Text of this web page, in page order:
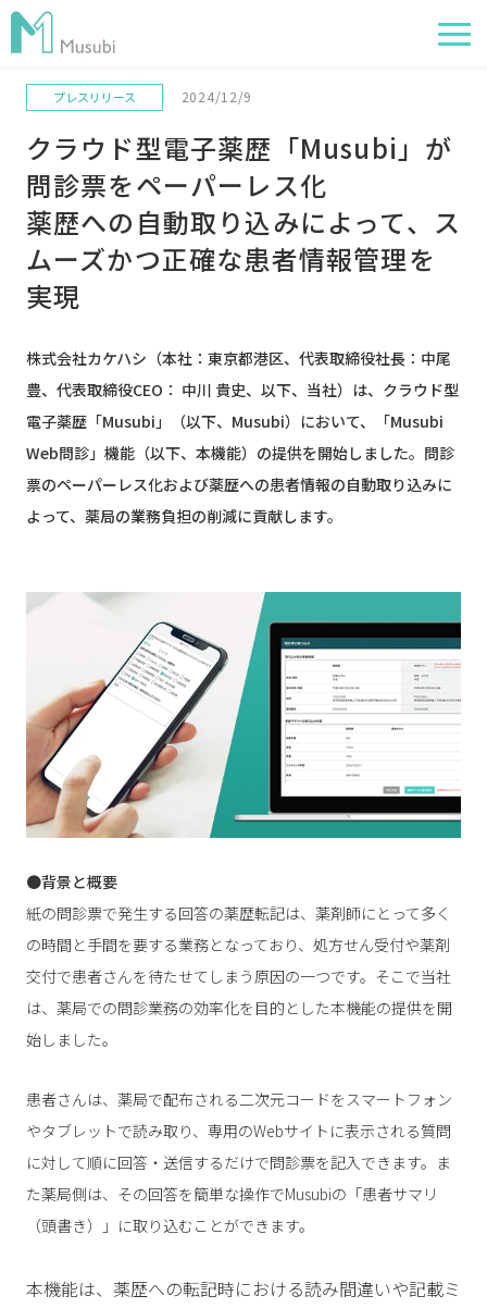
電子薬歴
服薬フォロー
経営管理
AI在庫管理
事例
イベント
プレスリリース 2024/12/9
クラウド型電子薬歴「Musubi」が
問診票をペーパーレス化
薬歴への自動取り込みによって、ス
ムーズかつ正確な患者情報管理を
実現
株式会社カケハシ（本社：東京都港区、代表取締役社長：中尾
豊、代表取締役CEO： 中川 貴史、以下、当社）は、クラウド型
電子薬歴「Musubi」（以下、Musubi）において、「Musubi
Web問診」機能（以下、本機能）の提供を開始しました。問診
票のペーパーレス化および薬歴への患者情報の自動取り込みに
よって、薬局の業務負担の削減に貢献します。
●背景と概要
紙の問診票で発生する回答の薬歴転記は、薬剤師にとって多く
の時間と手間を要する業務となっており、処方せん受付や薬剤
交付で患者さんを待たせてしまう原因の一つです。そこで当社
は、薬局での問診業務の効率化を目的とした本機能の提供を開
始しました。
患者さんは、薬局で配布される二次元コードをスマートフォン
やタブレットで読み取り、専用のWebサイトに表示される質問
に対して順に回答・送信するだけで問診票を記入できます。ま
た薬局側は、その回答を簡単な操作でMusubiの「患者サマリ
（頭書き）」に取り込むことができます。
本機能は、薬歴への転記時における読み間違いや記載ミ